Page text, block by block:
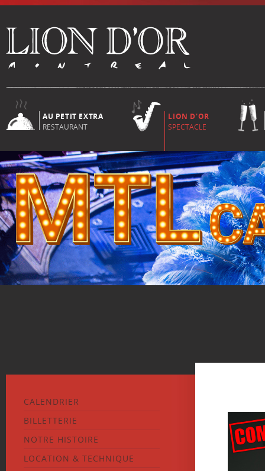
AU PETIT EXTRA
RESTAURANT
LION D'OR
SPECTACLE
CALENDRIER
BILLETTERIE
NOTRE HISTOIRE
LOCATION & TECHNIQUE